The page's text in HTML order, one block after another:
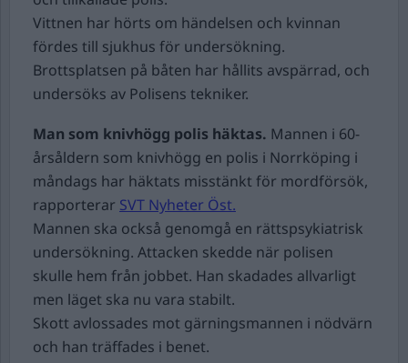
Vittnen har hörts om händelsen och kvinnan
fördes till sjukhus för undersökning.
Brottsplatsen på båten har hållits avspärrad, och
undersöks av Polisens tekniker.
Man som knivhögg polis häktas. Mannen i 60-
årsåldern som knivhögg en polis i Norrköping i
måndags har häktats misstänkt för mordförsök,
rapporterar SVT Nyheter Öst.
Mannen ska också genomgå en rättspsykiatrisk
undersökning. Attacken skedde när polisen
skulle hem från jobbet. Han skadades allvarligt
men läget ska nu vara stabilt.
Skott avlossades mot gärningsmannen i nödvärn
och han träffades i benet.